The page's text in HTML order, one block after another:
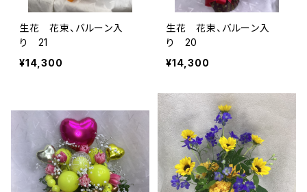
生花 花束、バルーン入
り 21
¥14,300
生花 花束、バルーン入
り 20
¥14,300